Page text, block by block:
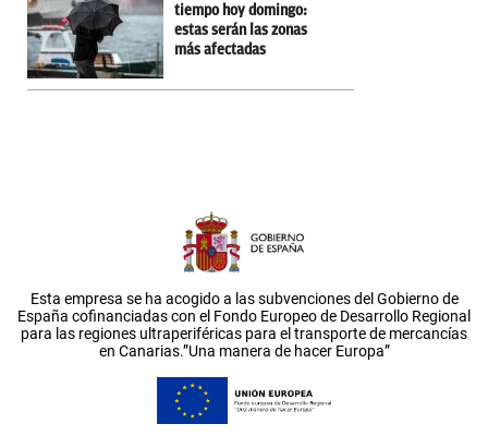
tiempo hoy domingo:
estas serán las zonas
más afectadas
Esta empresa se ha acogido a las subvenciones del Gobierno de
España cofinanciadas con el Fondo Europeo de Desarrollo Regional
para las regiones ultraperiféricas para el transporte de mercancías
en Canarias.”Una manera de hacer Europa”